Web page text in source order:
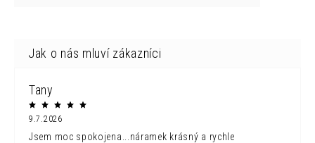
Tany
9.7.2026
Jsem moc spokojena...náramek krásný a rychle